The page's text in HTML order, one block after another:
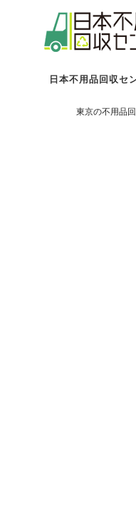
日本不用品回収セ
東京の不用品